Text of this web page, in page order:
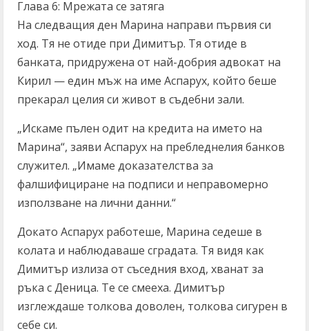
Глава 6: Мрежата се затяга
На следващия ден Марина направи първия си
ход. Тя не отиде при Димитър. Тя отиде в
банката, придружена от най-добрия адвокат на
Кирил — един мъж на име Аспарух, който беше
прекарал целия си живот в съдебни зали.
„Искаме пълен одит на кредита на името на
Марина“, заяви Аспарух на пребледнелия банков
служител. „Имаме доказателства за
фалшифициране на подписи и неправомерно
използване на лични данни.“
Докато Аспарух работеше, Марина седеше в
колата и наблюдаваше сградата. Тя видя как
Димитър излиза от съседния вход, хванат за
ръка с Деница. Те се смееха. Димитър
изглеждаше толкова доволен, толкова сигурен в
себе си.